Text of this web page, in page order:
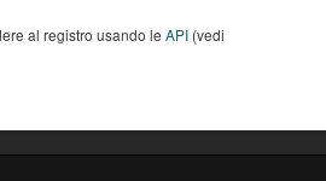
al registro usando le API (vedi